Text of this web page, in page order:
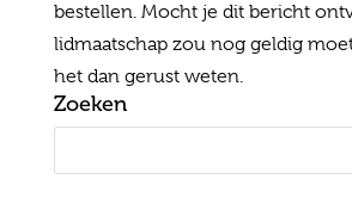
bestellen. Mocht je dit bericht
lidmaatschap zou nog geldig
het dan gerust weten.
Zoeken